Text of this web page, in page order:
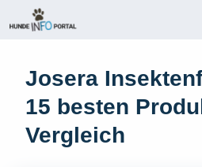
Inhalt
Josera
15 besten
Vergleich